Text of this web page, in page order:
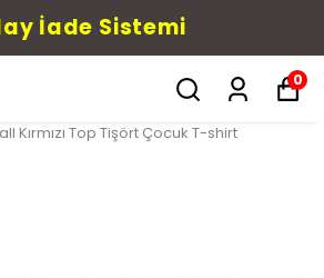
İade Sistemi
0
Kırmızı Top Tişört Çocuk T-shirt